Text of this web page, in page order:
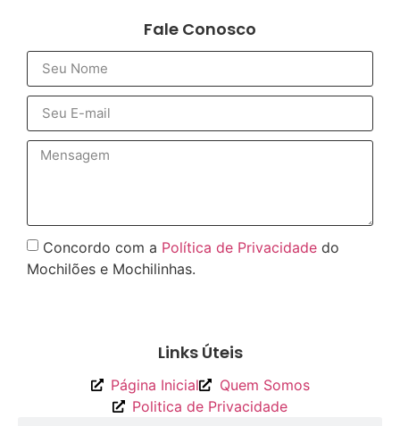
Fale Conosco
Concordo com a Política de Privacidade do
Mochilões e Mochilinhas.
Links Úteis
Página Inicial
Quem Somos
Politica de Privacidade